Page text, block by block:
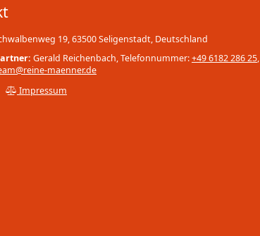
19, 63500 Seligenstadt, Deutschland
Gerald Reichenbach, Telefonnummer:+49 6182 286 25,
maenner.de
Impressum